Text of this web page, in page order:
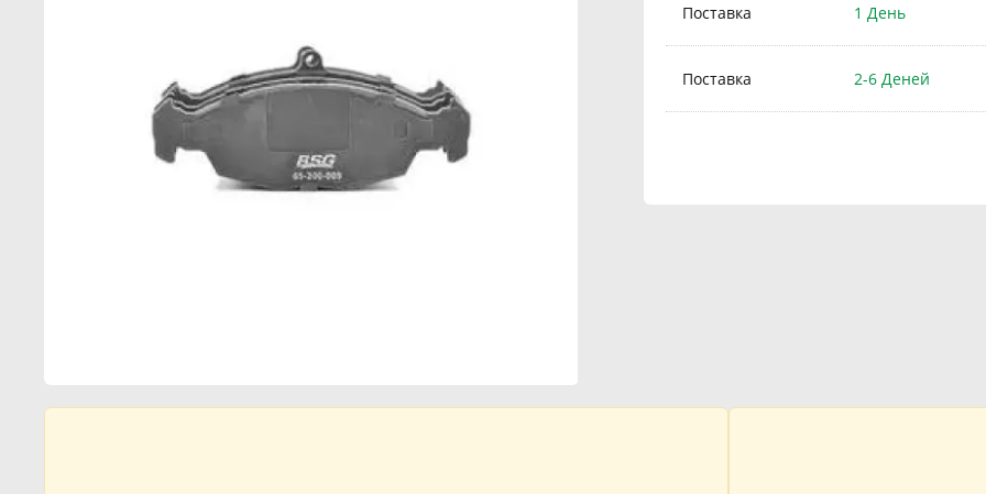
Поставка 1 День
Поставка 2-6 Деней